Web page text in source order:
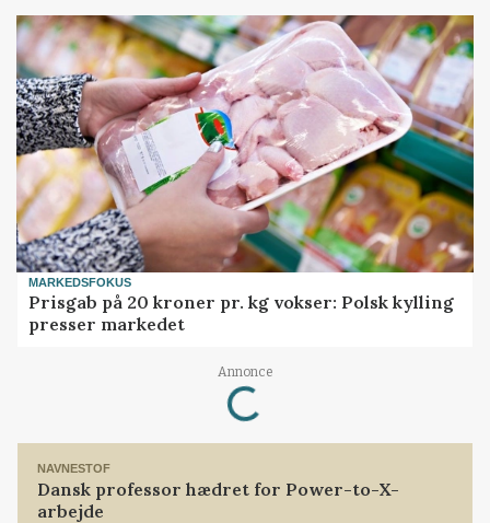
MARKEDSFOKUS
Prisgab på 20 kroner pr. kg vokser: Polsk kylling
presser markedet
Annonce
Loading...
NAVNESTOF
Dansk professor hædret for Power-to-X-
arbejde